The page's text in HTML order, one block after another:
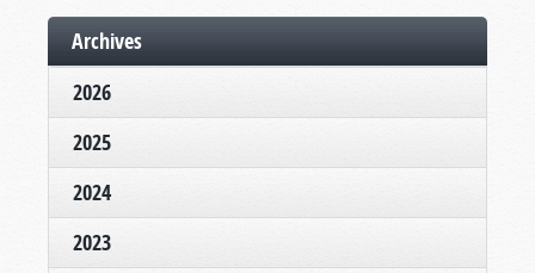
Archives
2026
2025
2024
2023